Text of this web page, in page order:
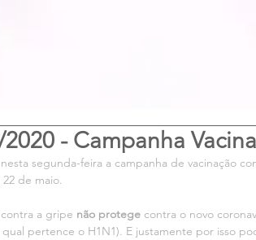
- Campanha
segunda-feira a campanha de vacinação
de maio.
a gripe não protege contra o novo
qual pertence o H1N1). E justamente por isso